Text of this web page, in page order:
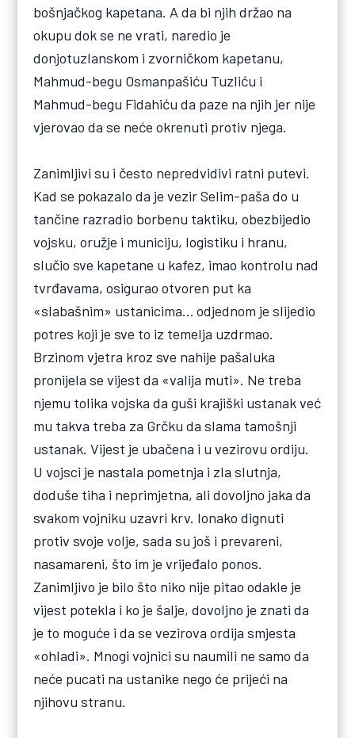
bošnjačkog kapetana. A da bi njih držao na
okupu dok se ne vrati, naredio je
donjotuzlanskom i zvorničkom kapetanu,
Mahmud-begu Osmanpašiću Tuzliću i
Mahmud-begu Fidahiću da paze na njih jer nije
vjerovao da se neće okrenuti protiv njega.
Zanimljivi su i često nepredvidivi ratni putevi.
Kad se pokazalo da je vezir Selim-paša do u
tančine razradio borbenu taktiku, obezbijedio
vojsku, oružje i municiju, logistiku i hranu,
slučio sve kapetane u kafez, imao kontrolu nad
tvrđavama, osigurao otvoren put ka
«slabašnim» ustanicima… odjednom je slijedio
potres koji je sve to iz temelja uzdrmao.
Brzinom vjetra kroz sve nahije pašaluka
pronijela se vijest da «valija muti». Ne treba
njemu tolika vojska da guši krajiški ustanak već
mu takva treba za Grčku da slama tamošnji
ustanak. Vijest je ubačena i u vezirovu ordiju.
U vojsci je nastala pometnja i zla slutnja,
doduše tiha i neprimjetna, ali dovoljno jaka da
svakom vojniku uzavri krv. Ionako dignuti
protiv svoje volje, sada su još i prevareni,
nasamareni, što im je vrijeđalo ponos.
Zanimljivo je bilo što niko nije pitao odakle je
vijest potekla i ko je šalje, dovoljno je znati da
je to moguće i da se vezirova ordija smjesta
«ohladi». Mnogi vojnici su naumili ne samo da
neće pucati na ustanike nego će prijeći na
njihovu stranu.